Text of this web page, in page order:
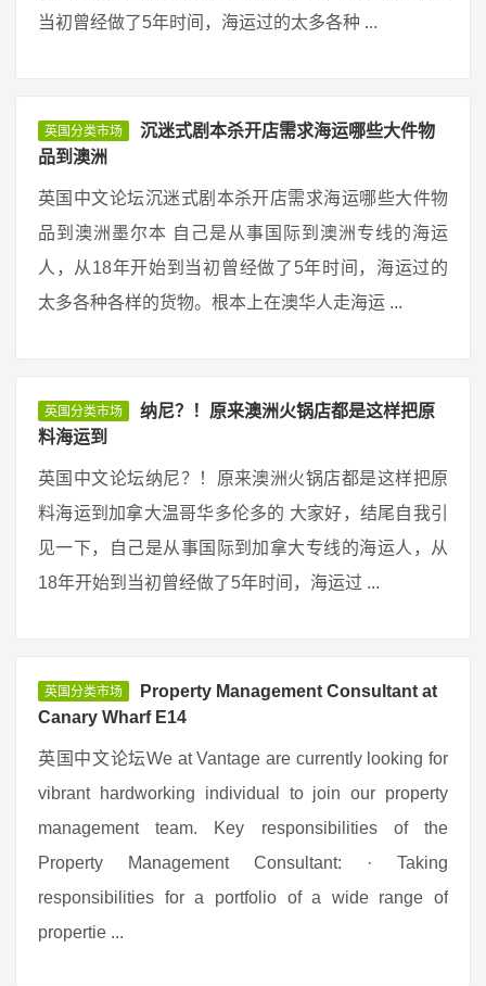
当初曾经做了5年时间，海运过的太多各种 ...
英国分类市场
沉迷式剧本杀开店需求海运哪些大件物
品到澳洲
英国中文论坛沉迷式剧本杀开店需求海运哪些大件物
品到澳洲墨尔本 自己是从事国际到澳洲专线的海运
人，从18年开始到当初曾经做了5年时间，海运过的
太多各种各样的货物。根本上在澳华人走海运 ...
英国分类市场
纳尼？！原来澳洲火锅店都是这样把原
料海运到
英国中文论坛纳尼？！原来澳洲火锅店都是这样把原
料海运到加拿大温哥华多伦多的 大家好，结尾自我引
见一下，自己是从事国际到加拿大专线的海运人，从
18年开始到当初曾经做了5年时间，海运过 ...
英国分类市场
Property Management Consultant at
Canary Wharf E14
英国中文论坛We at Vantage are currently looking for
vibrant hardworking individual to join our property
management team. Key responsibilities of the
Property Management Consultant: · Taking
responsibilities for a portfolio of a wide range of
propertie ...